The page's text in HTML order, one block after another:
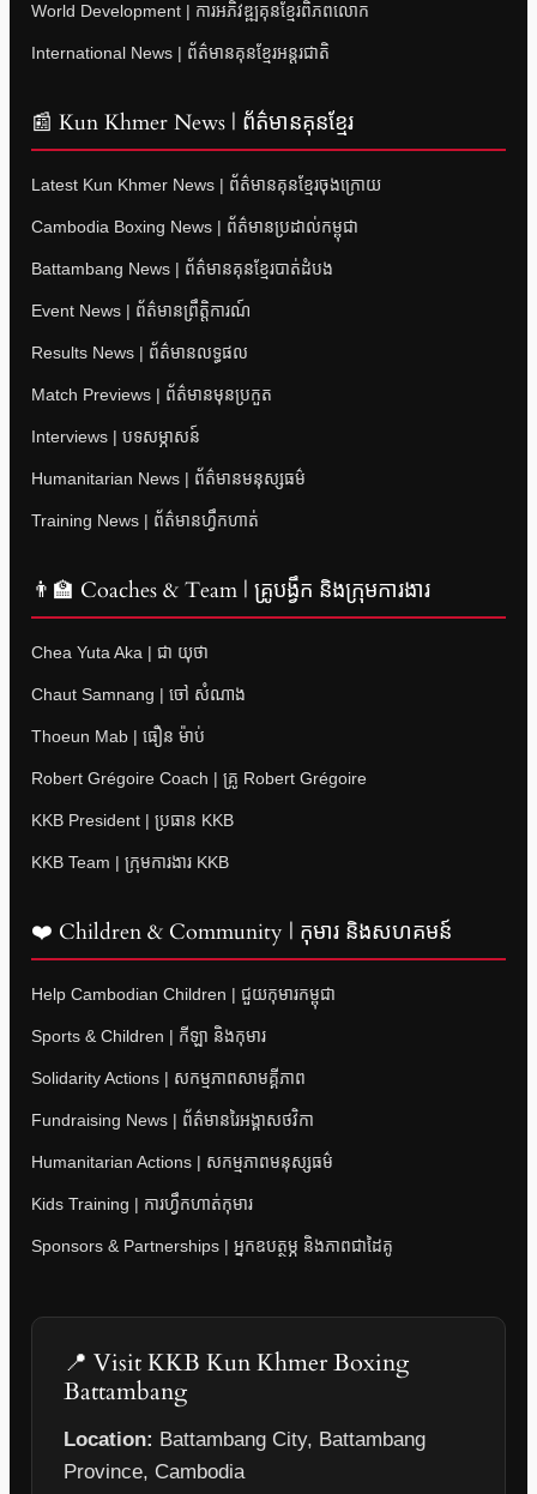
World Development | ការអភិវឌ្ឍគុនខ្មែរពិភពលោក
International News | ព័ត៌មានគុនខ្មែរអន្តរជាតិ
📰 Kun Khmer News | ព័ត៌មានគុនខ្មែរ
Latest Kun Khmer News | ព័ត៌មានគុនខ្មែរចុងក្រោយ
Cambodia Boxing News | ព័ត៌មានប្រដាល់កម្ពុជា
Battambang News | ព័ត៌មានគុនខ្មែរបាត់ដំបង
Event News | ព័ត៌មានព្រឹត្តិការណ៍
Results News | ព័ត៌មានលទ្ធផល
Match Previews | ព័ត៌មានមុនប្រកួត
Interviews | បទសម្ភាសន៍
Humanitarian News | ព័ត៌មានមនុស្សធម៌
Training News | ព័ត៌មានហ្វឹកហាត់
👨‍🏫 Coaches & Team | គ្រូបង្វឹក និងក្រុមការងារ
Chea Yuta Aka | ជា យុថា
Chaut Samnang | ចៅ សំណាង
Thoeun Mab | ធឿន ម៉ាប់
Robert Grégoire Coach | គ្រូ Robert Grégoire
KKB President | ប្រធាន KKB
KKB Team | ក្រុមការងារ KKB
❤️ Children & Community | កុមារ និងសហគមន៍
Help Cambodian Children | ជួយកុមារកម្ពុជា
Sports & Children | កីឡា និងកុមារ
Solidarity Actions | សកម្មភាពសាមគ្គីភាព
Fundraising News | ព័ត៌មានរៃអង្គាសថវិកា
Humanitarian Actions | សកម្មភាពមនុស្សធម៌
Kids Training | ការហ្វឹកហាត់កុមារ
Sponsors & Partnerships | អ្នកឧបត្ថម្ភ និងភាពជាដៃគូ
📍 Visit KKB Kun Khmer Boxing
Battambang
Location: Battambang City, Battambang
Province, Cambodia